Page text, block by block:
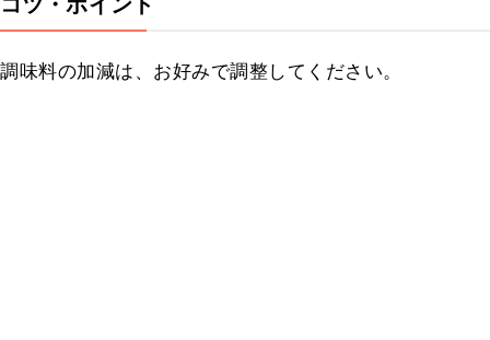
調味料の加減は、お好みで調整してください。